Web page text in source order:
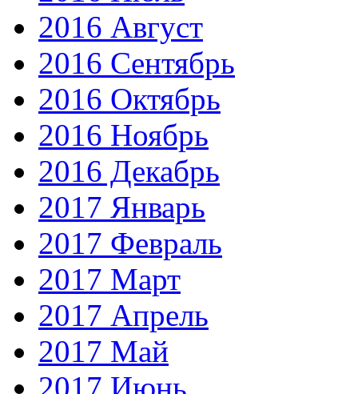
2016 Август
2016 Сентябрь
2016 Октябрь
2016 Ноябрь
2016 Декабрь
2017 Январь
2017 Февраль
2017 Март
2017 Апрель
2017 Май
2017 Июнь